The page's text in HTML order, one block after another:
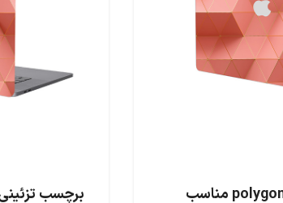
برچسب تزئینی طرحpolygon12 مناسب